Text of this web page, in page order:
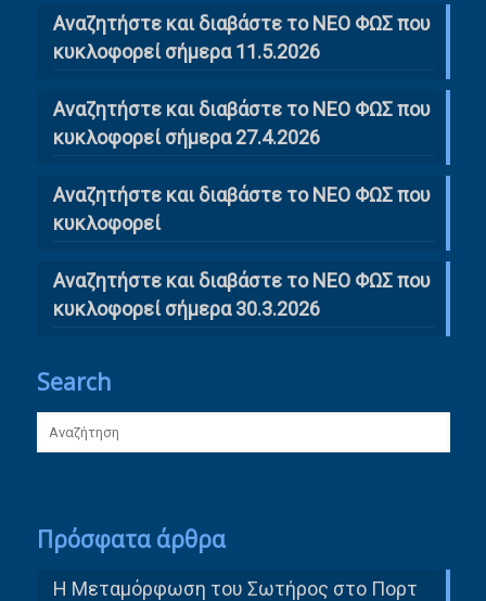
Αναζητήστε και διαβάστε το ΝΕΟ ΦΩΣ που
κυκλοφορεί σήμερα 11.5.2026
Αναζητήστε και διαβάστε το ΝΕΟ ΦΩΣ που
κυκλοφορεί σήμερα 27.4.2026
Αναζητήστε και διαβάστε το ΝΕΟ ΦΩΣ που
κυκλοφορεί
Αναζητήστε και διαβάστε το ΝΕΟ ΦΩΣ που
κυκλοφορεί σήμερα 30.3.2026
Search
Πρόσφατα άρθρα
Η Μεταμόρφωση του Σωτήρος στο Πορτ